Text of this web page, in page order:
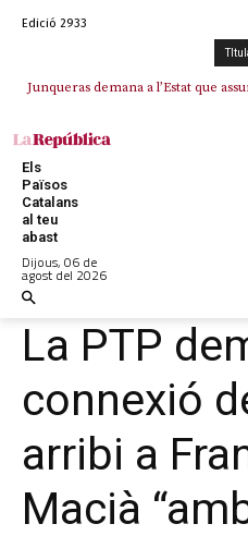
Edició 2933
Junqueras demana a l’Estat que
L’abandonament de les
Els
Països
Catalans
al teu
abast
Dijous, 06 de
agost del 2026
La PTP
connexió
arribi a
Macià